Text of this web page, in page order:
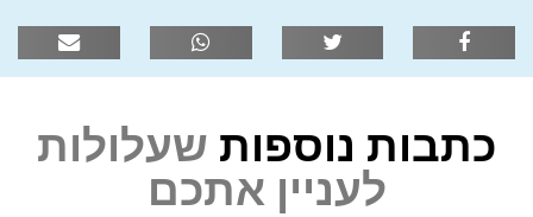
כתבות נוספות שעלולות
לעניין אתכם